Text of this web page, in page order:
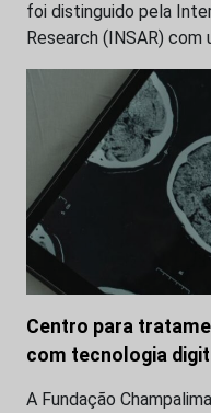
foi distinguido pela
Research (INSAR)
Centro para
com tecnologia
A Fundação